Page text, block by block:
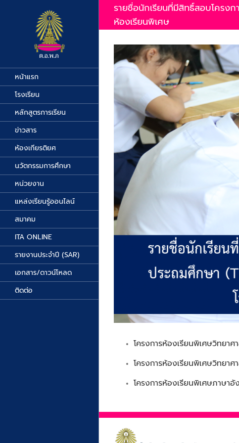
หน้าแรก
โรงเรียน
หลักสูตรการเรียน
ข่าวสาร
ห้องเกียรติยศ
นวัตกรรมการศึกษา
หน่วยงาน
แหล่งเรียนรู้ออนไลน์
สมาคม
ITA ONLINE
รายงานประจำปี (SAR)
เอกสาร/ดาวน์โหลด
ติดต่อ
รายชื่อนักเรียนที่มีสิทธิ์สอบโครง
ห้องเรียนพิเศษ
โครงการห้องเรียนพิเศษวิทยา
โครงการห้องเรียนพิเศษวิทยาศ
โครงการห้องเรียนพิเศษภาษา